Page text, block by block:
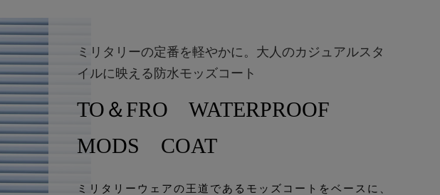
ミリタリーの定番を軽やかに。大人のカジュアルスタ
イルに映える防水モッズコート
TO＆FRO WATERPROOF
MODS COAT
ミリタリーウェアの王道であるモッズコートをベースに、